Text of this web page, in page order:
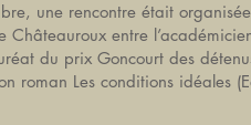
une rencontre était
Châteauroux entre
du prix Goncourt des
roman Les conditions idéales